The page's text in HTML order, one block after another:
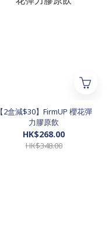
【2盒減$30】FirmUP 櫻花彈
力膠原飲
HK$268.00
HK$348.00